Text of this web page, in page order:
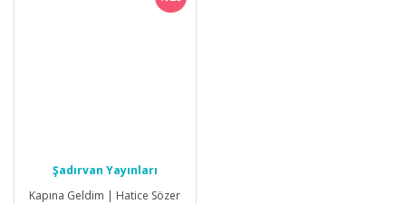
Şadırvan Yayınları
Kapına Geldim | Hatice Sözer